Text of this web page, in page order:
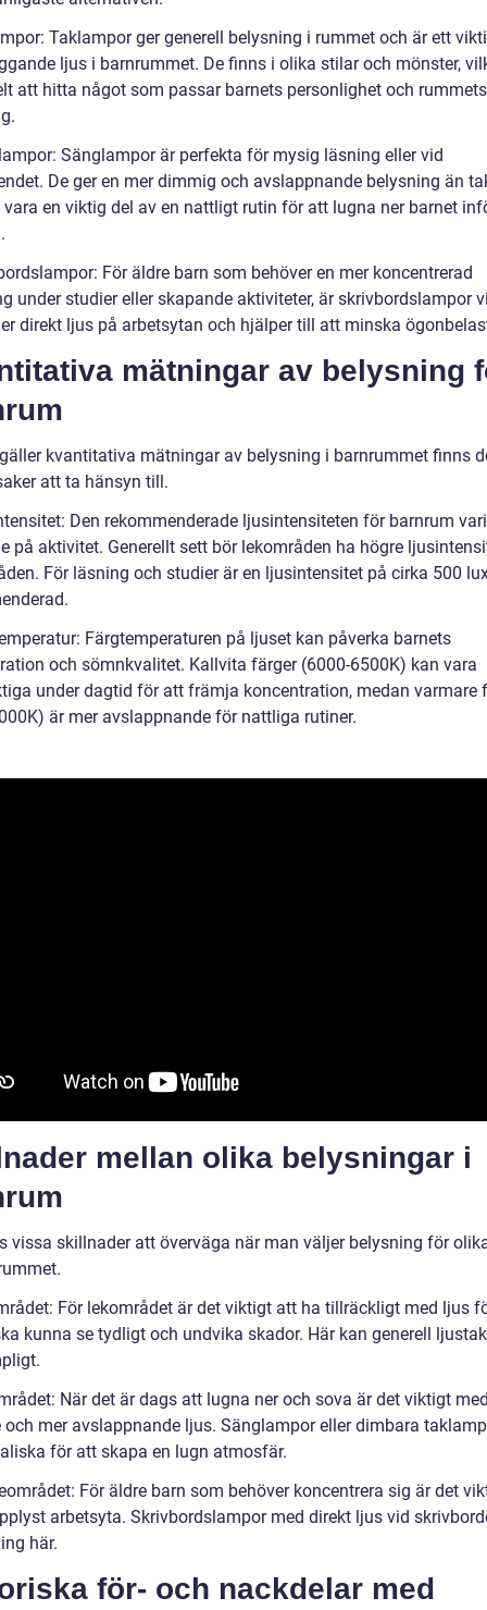
Taklampor ger generell belysning i rummet och är ett
ljus i barnrummet. De finns i olika stilar och mönster,
att hitta något som passar barnets personlighet och rummets
Sänglampor är perfekta för mysig läsning eller vid
De ger en mer dimmig och avslappnande belysning än
vara en viktig del av en nattligt rutin för att lugna ner barnet
För äldre barn som behöver en mer koncentrerad
under studier eller skapande aktiviteter, är skrivbordslampor
direkt ljus på arbetsytan och hjälper till att minska
mätningar av belysning
kvantitativa mätningar av belysning i barnrummet finns
att ta hänsyn till.
Den rekommenderade ljusintensiteten för barnrum
på aktivitet. Generellt sett bör lekområden ha högre
För läsning och studier är en ljusintensitet på cirka 500
Färgtemperaturen på ljuset kan påverka barnets
och sömnkvalitet. Kallvita färger (6000-6500K) kan vara
under dagtid för att främja koncentration, medan varmare
är mer avslappnande för nattliga rutiner.
mellan olika belysningar i
vissa skillnader att överväga när man väljer belysning för
För lekområdet är det viktigt att ha tillräckligt med ljus
kunna se tydligt och undvika skador. Här kan generell
När det är dags att lugna ner och sova är det viktigt
och mer avslappnande ljus. Sänglampor eller dimbara
för att skapa en lugn atmosfär.
För äldre barn som behöver koncentrera sig är det
arbetsyta. Skrivbordslampor med direkt ljus vid
här.
för- och nackdelar med